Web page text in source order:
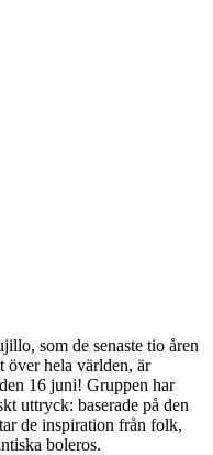
som de senaste tio åren
över hela världen, är
16 juni! Gruppen har
uttryck: baserade på den
de inspiration från folk,
boleros.